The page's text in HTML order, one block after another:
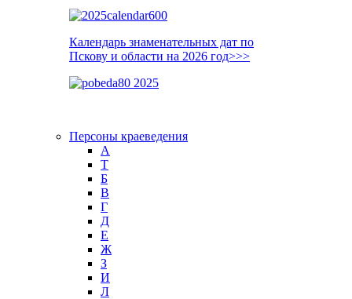
Календарь знаменательных дат по
Пскову и области на 2026 год>>>
Персоны краеведения
А
T
Б
В
Г
Д
Е
Ж
З
И
Л